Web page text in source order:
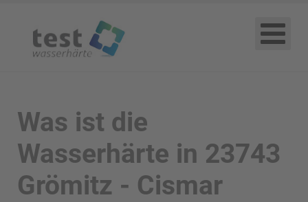
Was ist die
Wasserhärte in 23743
Grömitz - Cismar